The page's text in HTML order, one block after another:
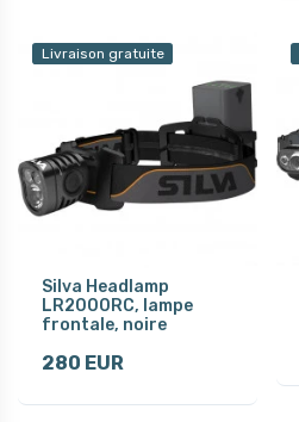
Livraison gratuite
Silva Headlamp
LR2000RC, lampe
frontale, noire
280 EUR